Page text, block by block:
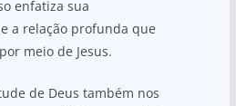
enfatiza sua
a relação profunda que
meio de Jesus.
de Deus também nos